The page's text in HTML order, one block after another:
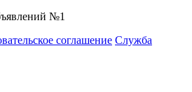
№1
соглашение Служба